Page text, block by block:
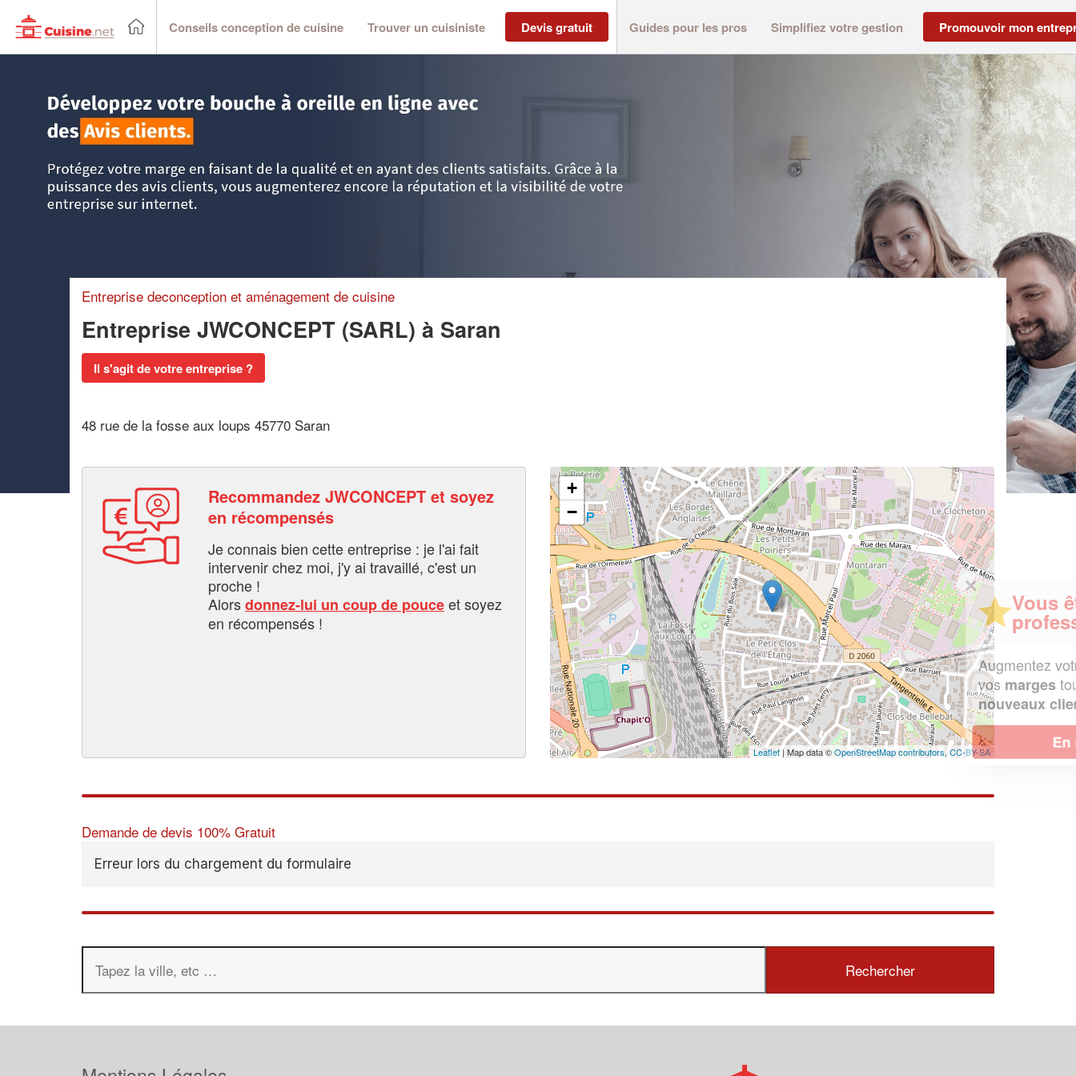
Conseils conception de cuisine Trouver un cuisiniste Devis gratuit Guides pour les pros Simplifiez votre gestion Promouvoir mon
Entreprise deconception et aménagement de cuisine
Entreprise JWCONCEPT (SARL) à Saran
Il s'agit de votre entreprise ?
48 rue de la fosse aux loups 45770 Saran
Recommandez JWCONCEPT et soyez
en récompensés
Je connais bien cette entreprise : je l'ai fait
intervenir chez moi, j'y ai travaillé, c'est un
proche !
Alorsdonnez-lui un coup de pouceet soyez
en récompensés !
+
−
Leaflet | Map data ©OpenStreetMap contributors, CC-BY-SA
Demande de devis 100% Gratuit
Erreur lors du chargement du formulaire
✕
Vous êtes un
professionnel ?
Augmentez votrechiffre d'affaireset
vosmargestout en gagnant de
nouveaux clients!
En savoir plus